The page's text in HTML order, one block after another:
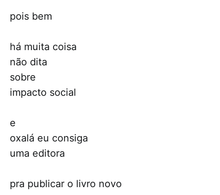
pois bem
há muita coisa
não dita
sobre
impacto social
e
oxalá eu consiga
uma editora
pra publicar o livro novo